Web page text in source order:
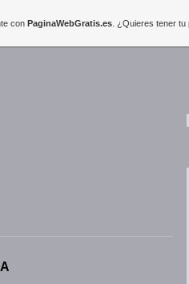
con PaginaWebGratis.es. ¿Quieres tener tu